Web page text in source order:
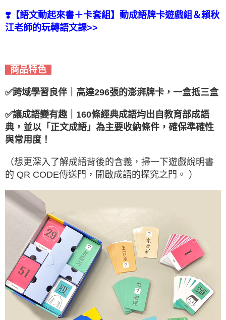
❣️【語文動起來書＋卡套組】動成語牌卡遊戲組＆賴秋
江老師的玩轉語文課>>
商品特色
✅跨域學習良伴｜高達296張的澎湃牌卡，一盒抵三盒
✅讓成語變有趣｜160條經典成語均出自教育部成語
典，並以「正文成語」為主要收納條件，確保準確性
與常用度！
（想更深入了解成語背後的含義，掃一下遊戲說明書
的 QR CODE傳送門，開啟成語的探究之門。 ）